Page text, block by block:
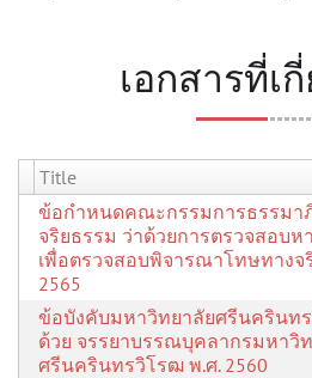
เอกสารที่เ
Title
ข้อกำหนดคณะกรรมการธรรมา
จริยธรรม ว่าด้วยการตรวจสอบห
เพื่อตรวจสอบพิจารณาโทษทางจ
2565
ข้อบังคับมหาวิทยาลัยศรีนครินท
ด้วย จรรยาบรรณบุคลากรมหาวิ
ศรีนครินทรวิโรฒ พ.ศ. 2560